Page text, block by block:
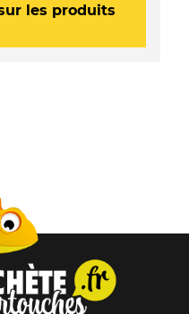
les produits